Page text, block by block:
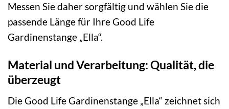
Messen Sie daher sorgfältig und wählen Sie die
passende Länge für Ihre Good Life
Gardinenstange „Ella“.
Material und Verarbeitung: Qualität, die
überzeugt
Die Good Life Gardinenstange „Ella“ zeichnet sich